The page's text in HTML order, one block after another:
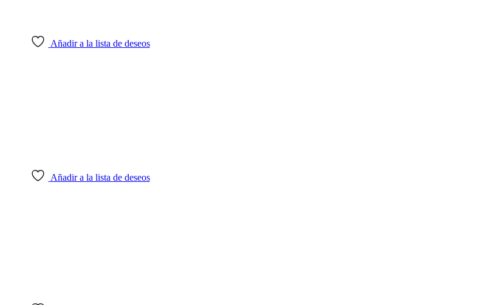
Añadir a la lista de deseos
Añadir a la lista de deseos